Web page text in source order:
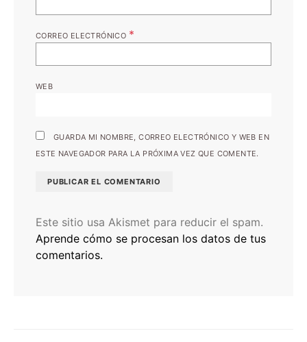
CORREO ELECTRÓNICO *
WEB
GUARDA MI NOMBRE, CORREO ELECTRÓNICO Y WEB EN
ESTE NAVEGADOR PARA LA PRÓXIMA VEZ QUE COMENTE.
Este sitio usa Akismet para reducir el spam.
Aprende cómo se procesan los datos de tus
comentarios.